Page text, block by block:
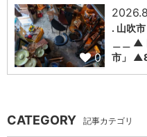
0
. 山吹
＿＿
市」
CATEGORY 記事カテゴリ